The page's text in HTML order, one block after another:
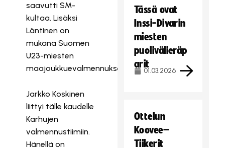
saavutti SM-
kultaa. Lisäksi
Läntinen on
mukana Suomen
U23-miesten
maajoukkuevalmennuksessa.
Jarkko Koskinen
liittyi tälle kaudelle
Karhujen
valmennustiimiin.
Hänellä on
Tässä ovat
Inssi-Divarin
miesten
puolivälieräp
arit
01.03.2026
Ottelun
Koovee–
Tiikerit